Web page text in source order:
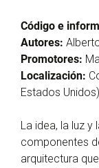
Código e
Autores:
Promotores:
Localización:
Estados Unidos)
La idea, la luz
componentes
arquitectura